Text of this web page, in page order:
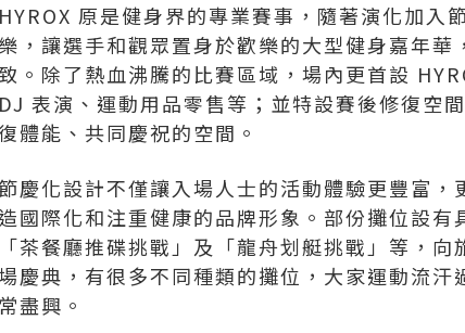
HYROX 原是健身界的專業賽事，隨著演化加入
樂，讓選手和觀眾置身於歡樂的大型健身嘉年
致。除了熱血沸騰的比賽區域，場內更首設
DJ 表演、運動用品零售等；並特設賽後修復空
體能、共同慶祝的空間。
節慶化設計不僅讓入場人士的活動體驗更豐富
造國際化和注重健康的品牌形象。部份攤位設
「茶餐廳推碟挑戰」及「龍舟划艇挑戰」等，
慶典，有很多不同種類的攤位，大家運動流
常盡興。